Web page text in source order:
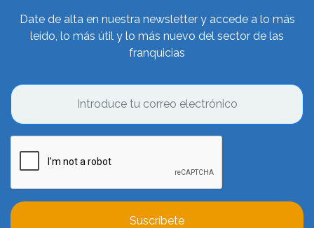
Date de alta en nuestra newsletter y accede a lo más
leído, lo más útil y lo más nuevo del sector de las
franquicias
Suscríbete